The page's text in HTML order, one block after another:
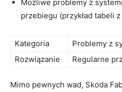
Możliwe⁢ problemy ⁢z
przebiegu (przykład tabeli⁣
Kategoria
Problemy⁢ z
Rozwiązanie
Regularne
Mimo pewnych wad, Skoda